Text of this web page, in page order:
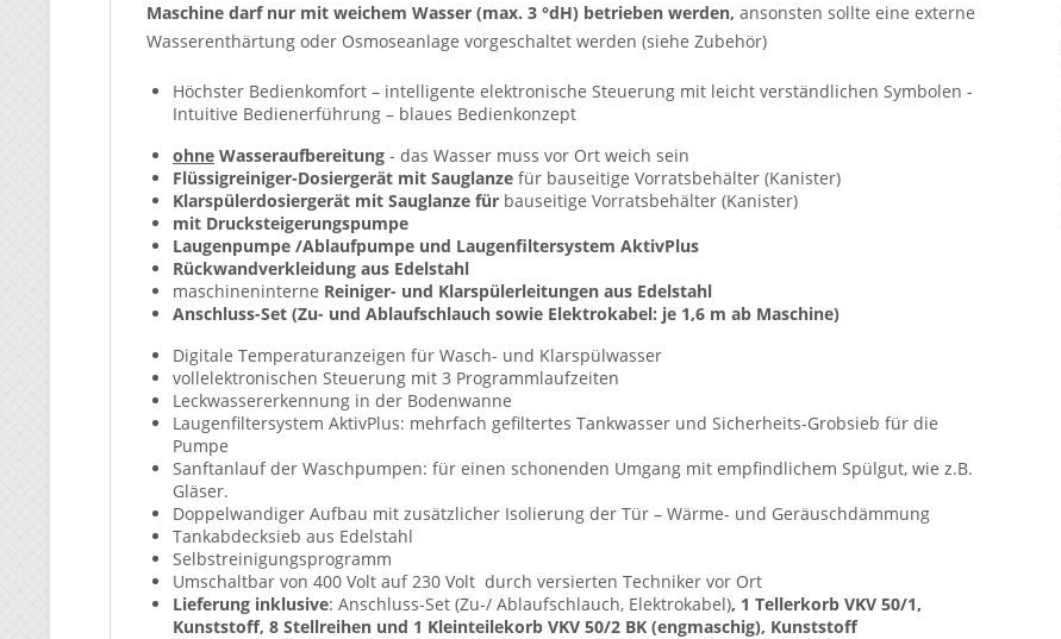
Maschine darf nur mit weichem Wasser (max. 3 °dH) betrieben werden, ansonsten sollte eine externe
Wasserenthärtung oder Osmoseanlage vorgeschaltet werden (siehe Zubehör)
Höchster Bedienkomfort – intelligente elektronische Steuerung mit leicht verständlichen Symbolen -
Intuitive Bedienerführung – blaues Bedienkonzept
ohne Wasseraufbereitung - das Wasser muss vor Ort weich sein
Flüssigreiniger-Dosiergerät mit Sauglanze für bauseitige Vorratsbehälter (Kanister)
Klarspülerdosiergerät mit Sauglanze für bauseitige Vorratsbehälter (Kanister)
mit Drucksteigerungspumpe
Laugenpumpe /Ablaufpumpe und Laugenfiltersystem AktivPlus
Rückwandverkleidung aus Edelstahl
maschineninterne Reiniger- und Klarspülerleitungen aus Edelstahl
Anschluss-Set (Zu- und Ablaufschlauch sowie Elektrokabel: je 1,6 m ab Maschine)
Digitale Temperaturanzeigen für Wasch- und Klarspülwasser
vollelektronischen Steuerung mit 3 Programmlaufzeiten
Leckwassererkennung in der Bodenwanne
Laugenfiltersystem AktivPlus: mehrfach gefiltertes Tankwasser und Sicherheits-Grobsieb für die
Pumpe
Sanftanlauf der Waschpumpen: für einen schonenden Umgang mit empfindlichem Spülgut, wie z.B.
Gläser.
Doppelwandiger Aufbau mit zusätzlicher Isolierung der Tür – Wärme- und Geräuschdämmung
Tankabdecksieb aus Edelstahl
Selbstreinigungsprogramm
Umschaltbar von 400 Volt auf 230 Volt durch versierten Techniker vor Ort
Lieferung inklusive: Anschluss-Set (Zu-/ Ablaufschlauch, Elektrokabel), 1 Tellerkorb VKV 50/1,
Kunststoff, 8 Stellreihen und 1 Kleinteilekorb VKV 50/2 BK (engmaschig), Kunststoff